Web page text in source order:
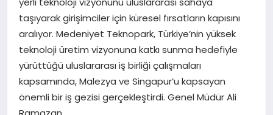
SAĞLIK
SIYASET
SPOR
TEKNOLOJI
taşıyarak girişimciler için küresel fırsatların kapısını
aralıyor. Medeniyet Teknopark, Türkiye’nin yüksek
teknoloji üretim vizyonuna katkı sunma hedefiyle
yürüttüğü uluslararası iş birliği çalışmaları
kapsamında, Malezya ve Singapur’u kapsayan
önemli bir iş gezisi gerçekleştirdi. Genel Müdür Ali